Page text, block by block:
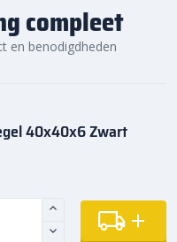
compleet
en benodigdheden
40x40x6 Zwart